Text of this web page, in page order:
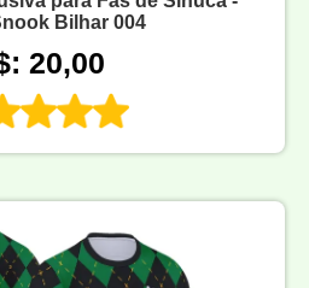
Bilhar 004
20,00